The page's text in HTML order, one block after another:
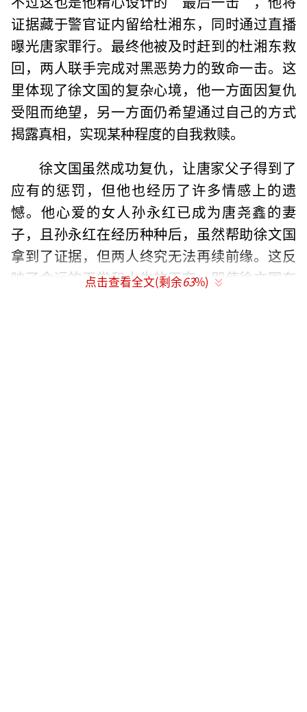
证据藏于警官证内留给杜湘东，同时通过直播
曝光唐家罪行。最终他被及时赶到的杜湘东救
回，两人联手完成对黑恶势力的致命一击。这
里体现了徐文国的复杂心境，他一方面因复仇
受阻而绝望，另一方面仍希望通过自己的方式
揭露真相，实现某种程度的自我救赎。
徐文国虽然成功复仇，让唐家父子得到了
应有的惩罚，但他也经历了许多情感上的遗
憾。他心爱的女人孙永红已成为唐尧鑫的妻
子，且孙永红在经历种种后，虽然帮助徐文国
拿到了证据，但两人终究无法再续前缘。这反
映了命运的无常和人生的无奈，即使徐文国在
点击查看全文(剩余63%)